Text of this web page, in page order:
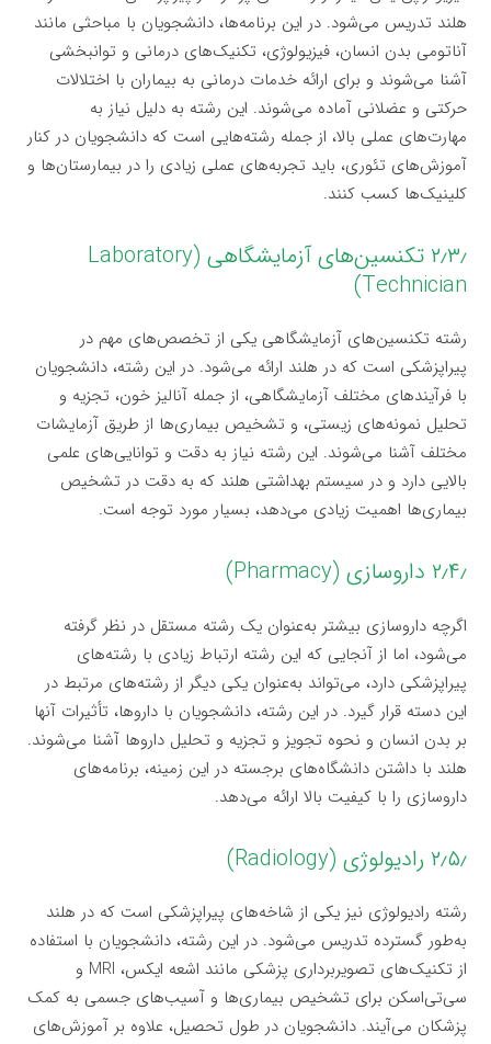
هلند تدریس می‌شود. در این برنامه‌ها، دانشجویان با مباحثی مانند
آناتومی بدن انسان، فیزیولوژی، تکنیک‌های درمانی و توانبخشی
آشنا می‌شوند و برای ارائه خدمات درمانی به بیماران با اختلالات
حرکتی و عضلانی آماده می‌شوند. این رشته به دلیل نیاز به
مهارت‌های عملی بالا، از جمله رشته‌هایی است که دانشجویان در کنار
آموزش‌های تئوری، باید تجربه‌های عملی زیادی را در بیمارستان‌ها و
کلینیک‌ها کسب کنند.
۲٫۳٫ تکنسین‌های آزمایشگاهی (Laboratory
Technician)
رشته تکنسین‌های آزمایشگاهی یکی از تخصص‌های مهم در
پیراپزشکی است که در هلند ارائه می‌شود. در این رشته، دانشجویان
با فرآیندهای مختلف آزمایشگاهی، از جمله آنالیز خون، تجزیه و
تحلیل نمونه‌های زیستی، و تشخیص بیماری‌ها از طریق آزمایشات
مختلف آشنا می‌شوند. این رشته نیاز به دقت و توانایی‌های علمی
بالایی دارد و در سیستم بهداشتی هلند که به دقت در تشخیص
بیماری‌ها اهمیت زیادی می‌دهد، بسیار مورد توجه است.
۲٫۴٫ داروسازی (Pharmacy)
اگرچه داروسازی بیشتر به‌عنوان یک رشته مستقل در نظر گرفته
می‌شود، اما از آنجایی که این رشته ارتباط زیادی با رشته‌های
پیراپزشکی دارد، می‌تواند به‌عنوان یکی دیگر از رشته‌های مرتبط در
این دسته قرار گیرد. در این رشته، دانشجویان با داروها، تأثیرات آنها
بر بدن انسان و نحوه تجویز و تجزیه و تحلیل داروها آشنا می‌شوند.
هلند با داشتن دانشگاه‌های برجسته در این زمینه، برنامه‌های
داروسازی را با کیفیت بالا ارائه می‌دهد.
۲٫۵٫ رادیولوژی (Radiology)
رشته رادیولوژی نیز یکی از شاخه‌های پیراپزشکی است که در هلند
به‌طور گسترده تدریس می‌شود. در این رشته، دانشجویان با استفاده
از تکنیک‌های تصویربرداری پزشکی مانند اشعه ایکس، MRI و
سی‌تی‌اسکن برای تشخیص بیماری‌ها و آسیب‌های جسمی به کمک
پزشکان می‌آیند. دانشجویان در طول تحصیل، علاوه بر آموزش‌های